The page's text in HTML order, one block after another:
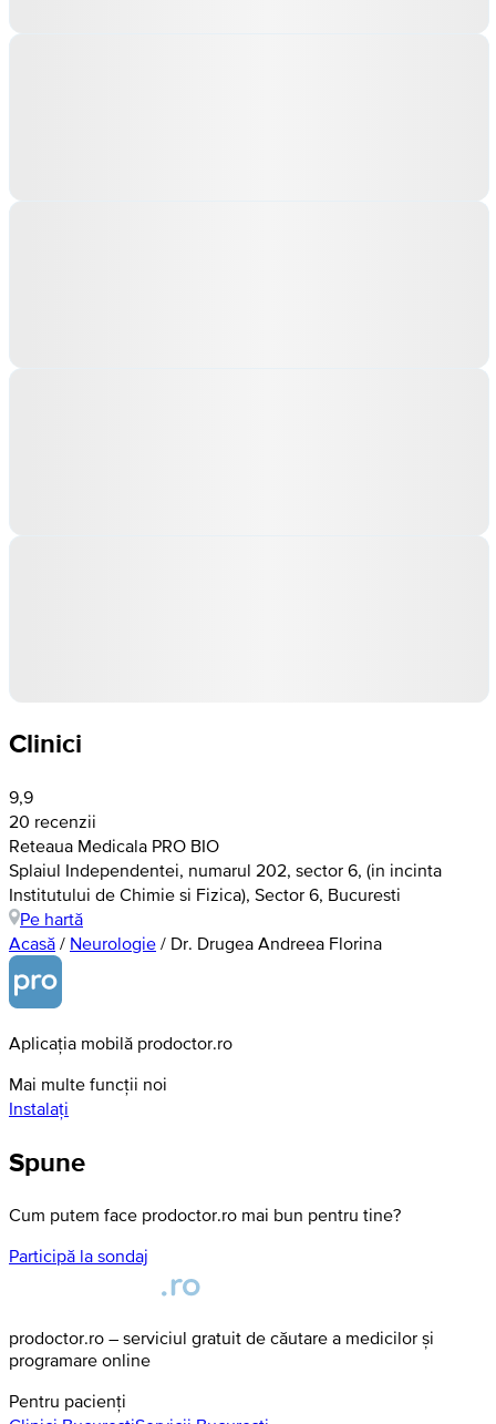
Clinici
9,9
20 recenzii
Reteaua Medicala PRO BIO
Splaiul Independentei, numarul 202, sector 6, (in incinta
Institutului de Chimie si Fizica), Sector 6, Bucuresti
Pe hartă
Acasă / Neurologie / Dr. Drugea Andreea Florina
Aplicația mobilă prodoctor.ro
Mai multe funcții noi
Instalați
Spune
Cum putem face prodoctor.ro mai bun pentru tine?
Participă la sondaj
prodoctor.ro – serviciul gratuit de căutare a medicilor și
programare online
Pentru pacienți